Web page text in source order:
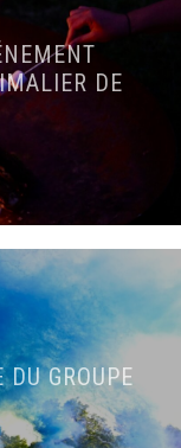
DE
DU GROUPE